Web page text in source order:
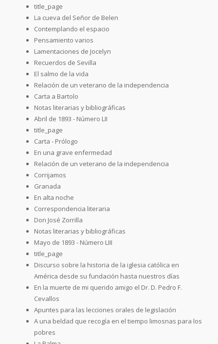
title_page
La cueva del Señor de Belen
Contemplando el espacio
Pensamiento varios
Lamentaciones de Jocelyn
Recuerdos de Sevilla
El salmo de la vida
Relación de un veterano de la independencia
Carta a Bartolo
Notas literarias y bibliográficas
Abril de 1893 - Número LII
title_page
Carta - Prólogo
En una grave enfermedad
Relación de un veterano de la independencia
Corrijamos
Granada
En alta noche
Correspondencia literaria
Don José Zorrilla
Notas literarias y bibliográficas
Mayo de 1893 - Número LIII
title_page
Discurso sobre la historia de la iglesia católica en
América desde su fundación hasta nuestros días
En la muerte de mi querido amigo el Dr. D. Pedro F.
Cevallos
Apuntes para las lecciones orales de legislación
A una beldad que recogía en el tiempo limosnas para los
pobres